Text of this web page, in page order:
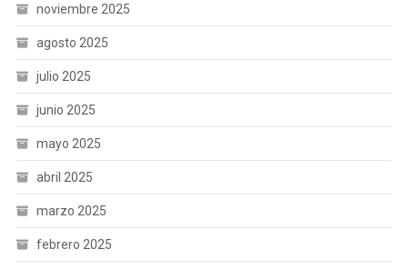
noviembre 2025
agosto 2025
julio 2025
junio 2025
mayo 2025
abril 2025
marzo 2025
febrero 2025